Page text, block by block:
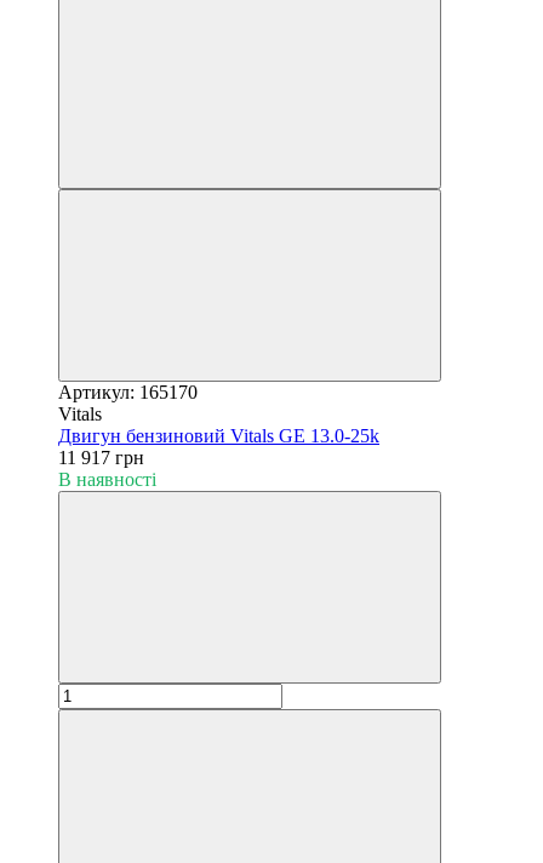
Артикул: 165170
Vitals
Двигун бензиновий Vitals GE 13.0-25k
11 917 грн
В наявності